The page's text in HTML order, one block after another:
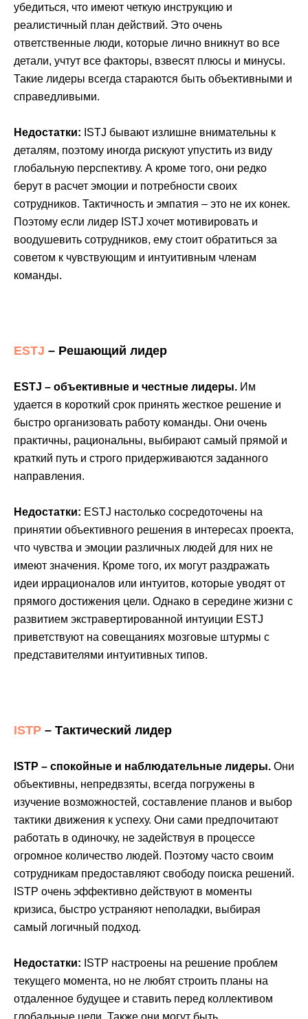
убедиться, что имеют четкую инструкцию и
реалистичный план действий. Это очень
ответственные люди, которые лично вникнут во все
детали, учтут все факторы, взвесят плюсы и минусы.
Такие лидеры всегда стараются быть объективными и
справедливыми.
Недостатки: ISTJ бывают излишне внимательны к
деталям, поэтому иногда рискуют упустить из виду
глобальную перспективу. А кроме того, они редко
берут в расчет эмоции и потребности своих
сотрудников. Тактичность и эмпатия – это не их конек.
Поэтому если лидер ISTJ хочет мотивировать и
воодушевить сотрудников, ему стоит обратиться за
советом к чувствующим и интуитивным членам
команды.
ESTJ – Решающий лидер
ESTJ – объективные и честные лидеры. Им
удается в короткий срок принять жесткое решение и
быстро организовать работу команды. Они очень
практичны, рациональны, выбирают самый прямой и
краткий путь и строго придерживаются заданного
направления.
Недостатки: ESTJ настолько сосредоточены на
принятии объективного решения в интересах проекта,
что чувства и эмоции различных людей для них не
имеют значения. Кроме того, их могут раздражать
идеи иррационалов или интуитов, которые уводят от
прямого достижения цели. Однако в середине жизни с
развитием экстравертированной интуиции ESTJ
приветствуют на совещаниях мозговые штурмы с
представителями интуитивных типов.
ISTP – Тактический лидер
ISTP – спокойные и наблюдательные лидеры. Они
объективны, непредвзяты, всегда погружены в
изучение возможностей, составление планов и выбор
тактики движения к успеху. Они сами предпочитают
работать в одиночку, не задействуя в процессе
огромное количество людей. Поэтому часто своим
сотрудникам предоставляют свободу поиска решений.
ISTP очень эффективно действуют в моменты
кризиса, быстро устраняют неполадки, выбирая
самый логичный подход.
Недостатки: ISTP настроены на решение проблем
текущего момента, но не любят строить планы на
отдаленное будущее и ставить перед коллективом
глобальные цели. Также они могут быть